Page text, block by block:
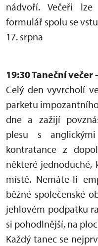
nádvoří. Večeři
formulář spolu se
17. srpna
19:30 Taneční večer
Celý den vyvrcholí
parketu
dne a zažijí
plesu s
kontratance z
některé jednoduché,
místě. Nemáte-li
běžné společenské
jehlovém podpatku
si pohodlnější, na
Každý tanec se